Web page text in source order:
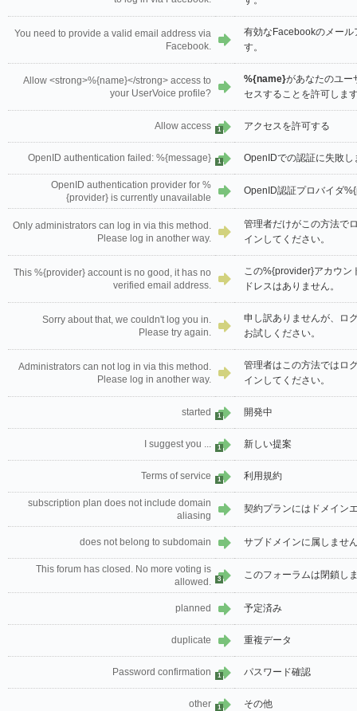
You need to provide a valid email address via
Facebook.
有効なFacebookのメー
す。
Allow <strong>%{name}</strong> access to
your UserVoice profile?
%{name}があなたのユー
セスすることを許可しま
Allow access 1 アクセスを許可する
OpenID authentication failed: %{message} 1 OpenIDでの認証に失敗
OpenID authentication provider for %
{provider} is currently unavailable
OpenID認証プロバイダ
Only administrators can log in via this method.
Please log in another way.
管理者だけがこの方法で
インしてください。
This %{provider} account is no good, it has no
verified email address.
この%{provider}アカウン
ドレスはありません。
Sorry about that, we couldn't log you in.
Please try again.
申し訳ありませんが、ロ
お試しください。
Administrators can not log in via this method.
Please log in another way.
管理者はこの方法ではロ
インしてください。
started 1 開発中
I suggest you ... 1 新しい提案
Terms of service 1 利用規約
subscription plan does not include domain
aliasing
契約プランにはドメイン
does not belong to subdomain サブドメインに属しませ
This forum has closed. No more voting is
allowed.
3 このフォーラムは閉鎖し
planned 予定済み
duplicate 重複データ
Password confirmation 1 パスワード確認
other 1 その他